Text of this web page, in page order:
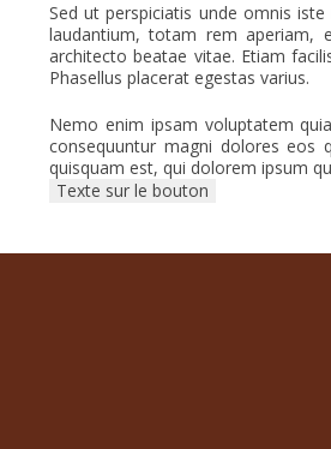
Sed ut perspiciatis unde omnis
laudantium, totam rem aperiam,
architecto beatae vitae. Etiam
Phasellus placerat egestas varius.
Nemo enim ipsam voluptatem
consequuntur magni dolores eos
quisquam est, qui dolorem ipsum
Texte sur le bouton